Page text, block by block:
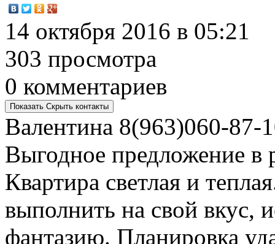
14 октября 2016 в 05:21
303 просмотра
0 комментариев
Показать Скрыть контакты
Валентина 8(963)060-87-
Выгодное предложение в
Квартира светлая и
выполнить на свой вкус,
фантазию. Планировка